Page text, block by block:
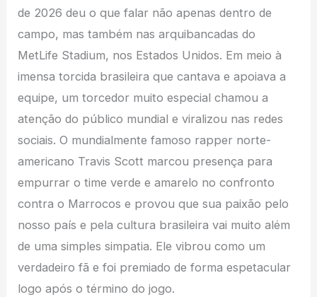
de 2026 deu o que falar não apenas dentro de
campo, mas também nas arquibancadas do
MetLife Stadium, nos Estados Unidos. Em meio à
imensa torcida brasileira que cantava e apoiava a
equipe, um torcedor muito especial chamou a
atenção do público mundial e viralizou nas redes
sociais. O mundialmente famoso rapper norte-
americano Travis Scott marcou presença para
empurrar o time verde e amarelo no confronto
contra o Marrocos e provou que sua paixão pelo
nosso país e pela cultura brasileira vai muito além
de uma simples simpatia. Ele vibrou como um
verdadeiro fã e foi premiado de forma espetacular
logo após o término do jogo.